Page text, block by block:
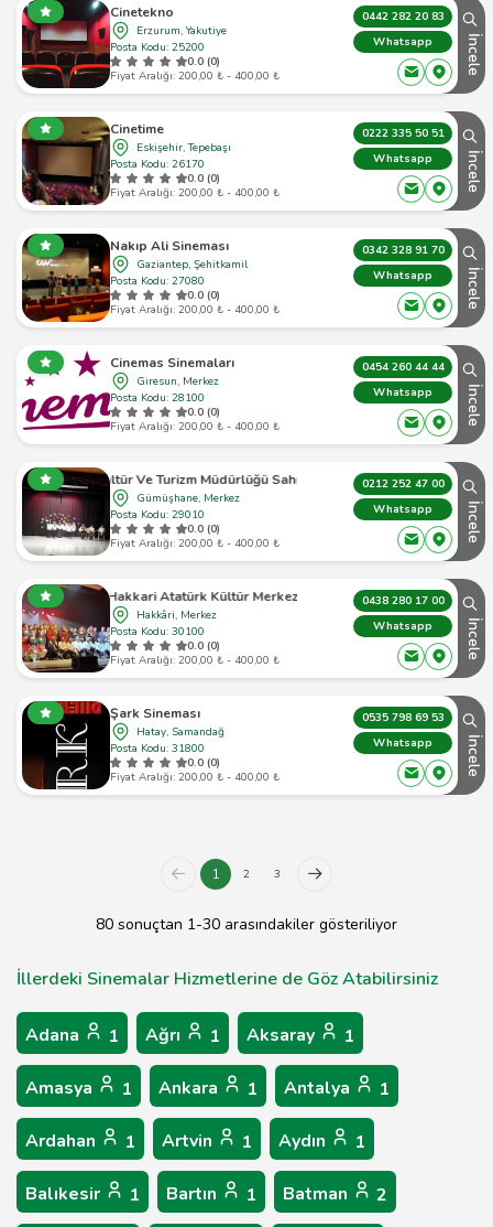
Cinetekno
Erzurum, Yakutiye
Posta Kodu: 25200
0.0 (0)
Fiyat Aralığı: 200,00 ₺ - 400,00 ₺
0442 282 20 83
Whatsapp
İncele
Cinetime
Eskişehir, Tepebaşı
Posta Kodu: 26170
0.0 (0)
Fiyat Aralığı: 200,00 ₺ - 400,00 ₺
0222 335 50 51
Whatsapp
İncele
Nakıp Ali Sineması
Gaziantep, Şehitkamil
Posta Kodu: 27080
0.0 (0)
Fiyat Aralığı: 200,00 ₺ - 400,00 ₺
0342 328 91 70
Whatsapp
İncele
Cinemas Sinemaları
Giresun, Merkez
Posta Kodu: 28100
0.0 (0)
Fiyat Aralığı: 200,00 ₺ - 400,00 ₺
0454 260 44 44
Whatsapp
İncele
Kültür Ve Turizm Müdürlüğü Sahnesi
Gümüşhane, Merkez
Posta Kodu: 29010
0.0 (0)
Fiyat Aralığı: 200,00 ₺ - 400,00 ₺
0212 252 47 00
Whatsapp
İncele
Hakkari Atatürk Kültür Merkezi
Hakkâri, Merkez
Posta Kodu: 30100
0.0 (0)
Fiyat Aralığı: 200,00 ₺ - 400,00 ₺
0438 280 17 00
Whatsapp
İncele
Şark Sineması
Hatay, Samandağ
Posta Kodu: 31800
0.0 (0)
Fiyat Aralığı: 200,00 ₺ - 400,00 ₺
0535 798 69 53
Whatsapp
İncele
1 2 3
80 sonuçtan 1-30 arasındakiler gösteriliyor
İllerdeki Sinemalar Hizmetlerine de Göz Atabilirsiniz
Adana 1 Ağrı 1 Aksaray 1
Amasya 1 Ankara 1 Antalya 1
Ardahan 1 Artvin 1 Aydın 1
Balıkesir 1 Bartın 1 Batman 2